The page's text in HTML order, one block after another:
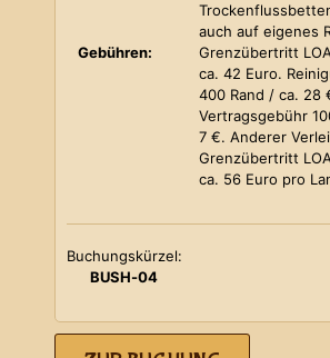
auch auf eigenes
Gebühren:
Grenzübertritt
ca. 42 Euro.
400 Rand / ca. 28
Vertragsgebühr
7 €. Anderer
Grenzübertritt
ca. 56 Euro pro
Buchungskürzel:
BUSH-04